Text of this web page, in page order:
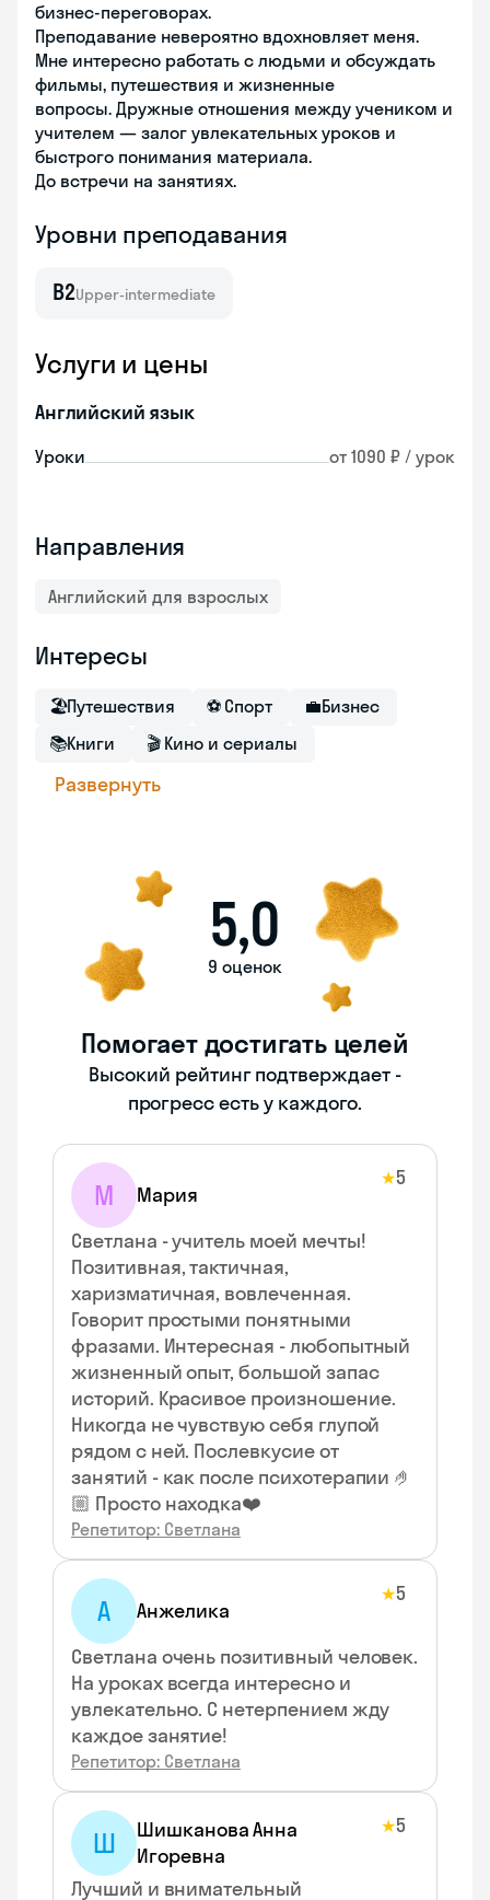
бизнес-переговорах.
Преподавание невероятно вдохновляет меня.
Мне интересно работать с людьми и обсуждать
фильмы, путешествия и жизненные
вопросы. Дружные отношения между учеником и
учителем — залог увлекательных уроков и
быстрого понимания материала.
До встречи на занятиях.
Уровни преподавания
B2Upper-intermediate
Услуги и цены
Английский язык
Уроки от 1090 ₽ / урок
Направления
Английский для взрослых
Интересы
🏖Путешествия ⚽ Спорт 💼Бизнес
📚Книги 🎬 Кино и сериалы
Развернуть
5,0
9 оценок
Помогает достигать целей
Высокий рейтинг подтверждает -
прогресс есть у каждого.
М Мария
★5
Светлана - учитель моей мечты!
Позитивная, тактичная,
харизматичная, вовлеченная.
Говорит простыми понятными
фразами. Интересная - любопытный
жизненный опыт, большой запас
историй. Красивое произношение.
Никогда не чувствую себя глупой
рядом с ней. Послевкусие от
занятий - как после психотерапии 🤌
🏼 Просто находка❤️
Репетитор: Светлана
А Анжелика
★5
Светлана очень позитивный человек.
На уроках всегда интересно и
увлекательно. С нетерпением жду
каждое занятие!
Репетитор: Светлана
Ш
Шишканова Анна
Игоревна
★5
Лучший и внимательный